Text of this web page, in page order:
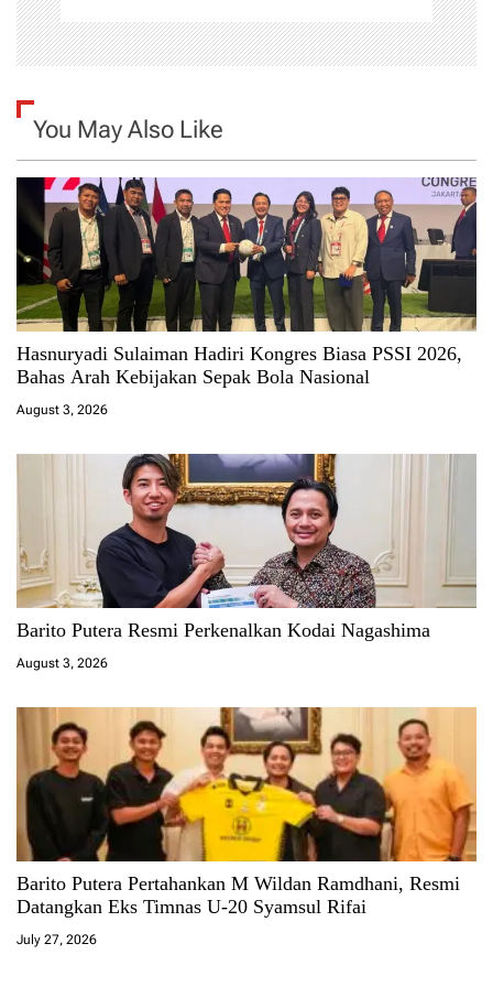
You May Also Like
Hasnuryadi Sulaiman Hadiri Kongres Biasa PSSI 2026,
Bahas Arah Kebijakan Sepak Bola Nasional
August 3, 2026
Barito Putera Resmi Perkenalkan Kodai Nagashima
August 3, 2026
Barito Putera Pertahankan M Wildan Ramdhani, Resmi
Datangkan Eks Timnas U-20 Syamsul Rifai
July 27, 2026